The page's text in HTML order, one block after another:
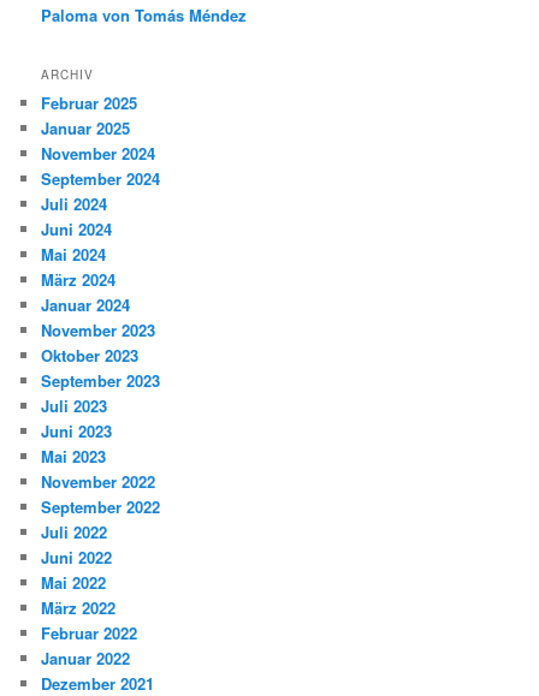
Paloma von Tomás Méndez
ARCHIV
Februar 2025
Januar 2025
November 2024
September 2024
Juli 2024
Juni 2024
Mai 2024
März 2024
Januar 2024
November 2023
Oktober 2023
September 2023
Juli 2023
Juni 2023
Mai 2023
November 2022
September 2022
Juli 2022
Juni 2022
Mai 2022
März 2022
Februar 2022
Januar 2022
Dezember 2021